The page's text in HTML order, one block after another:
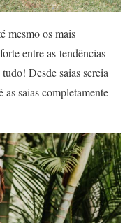
mesmo os mais
entre as tendências
Desde saias sereia
saias completamente